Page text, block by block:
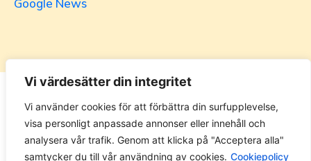
Vi värdesätter din integritet
Vi använder cookies för att förbättra din surfupplevelse,
visa personligt anpassade annonser eller innehåll och
analysera vår trafik. Genom att klicka på "Acceptera alla"
samtycker du till vår användning av cookies. Cookiepolicy
Google News
Utrikesgruppen
UG.se – representeras helt i privat regi av Svenska
Utrikesgruppen AB. Materialet på webbplatsen får ej